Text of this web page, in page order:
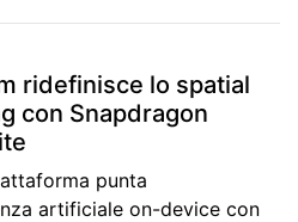
ridefinisce lo spatial
con Snapdragon
punta
artificiale on-device con